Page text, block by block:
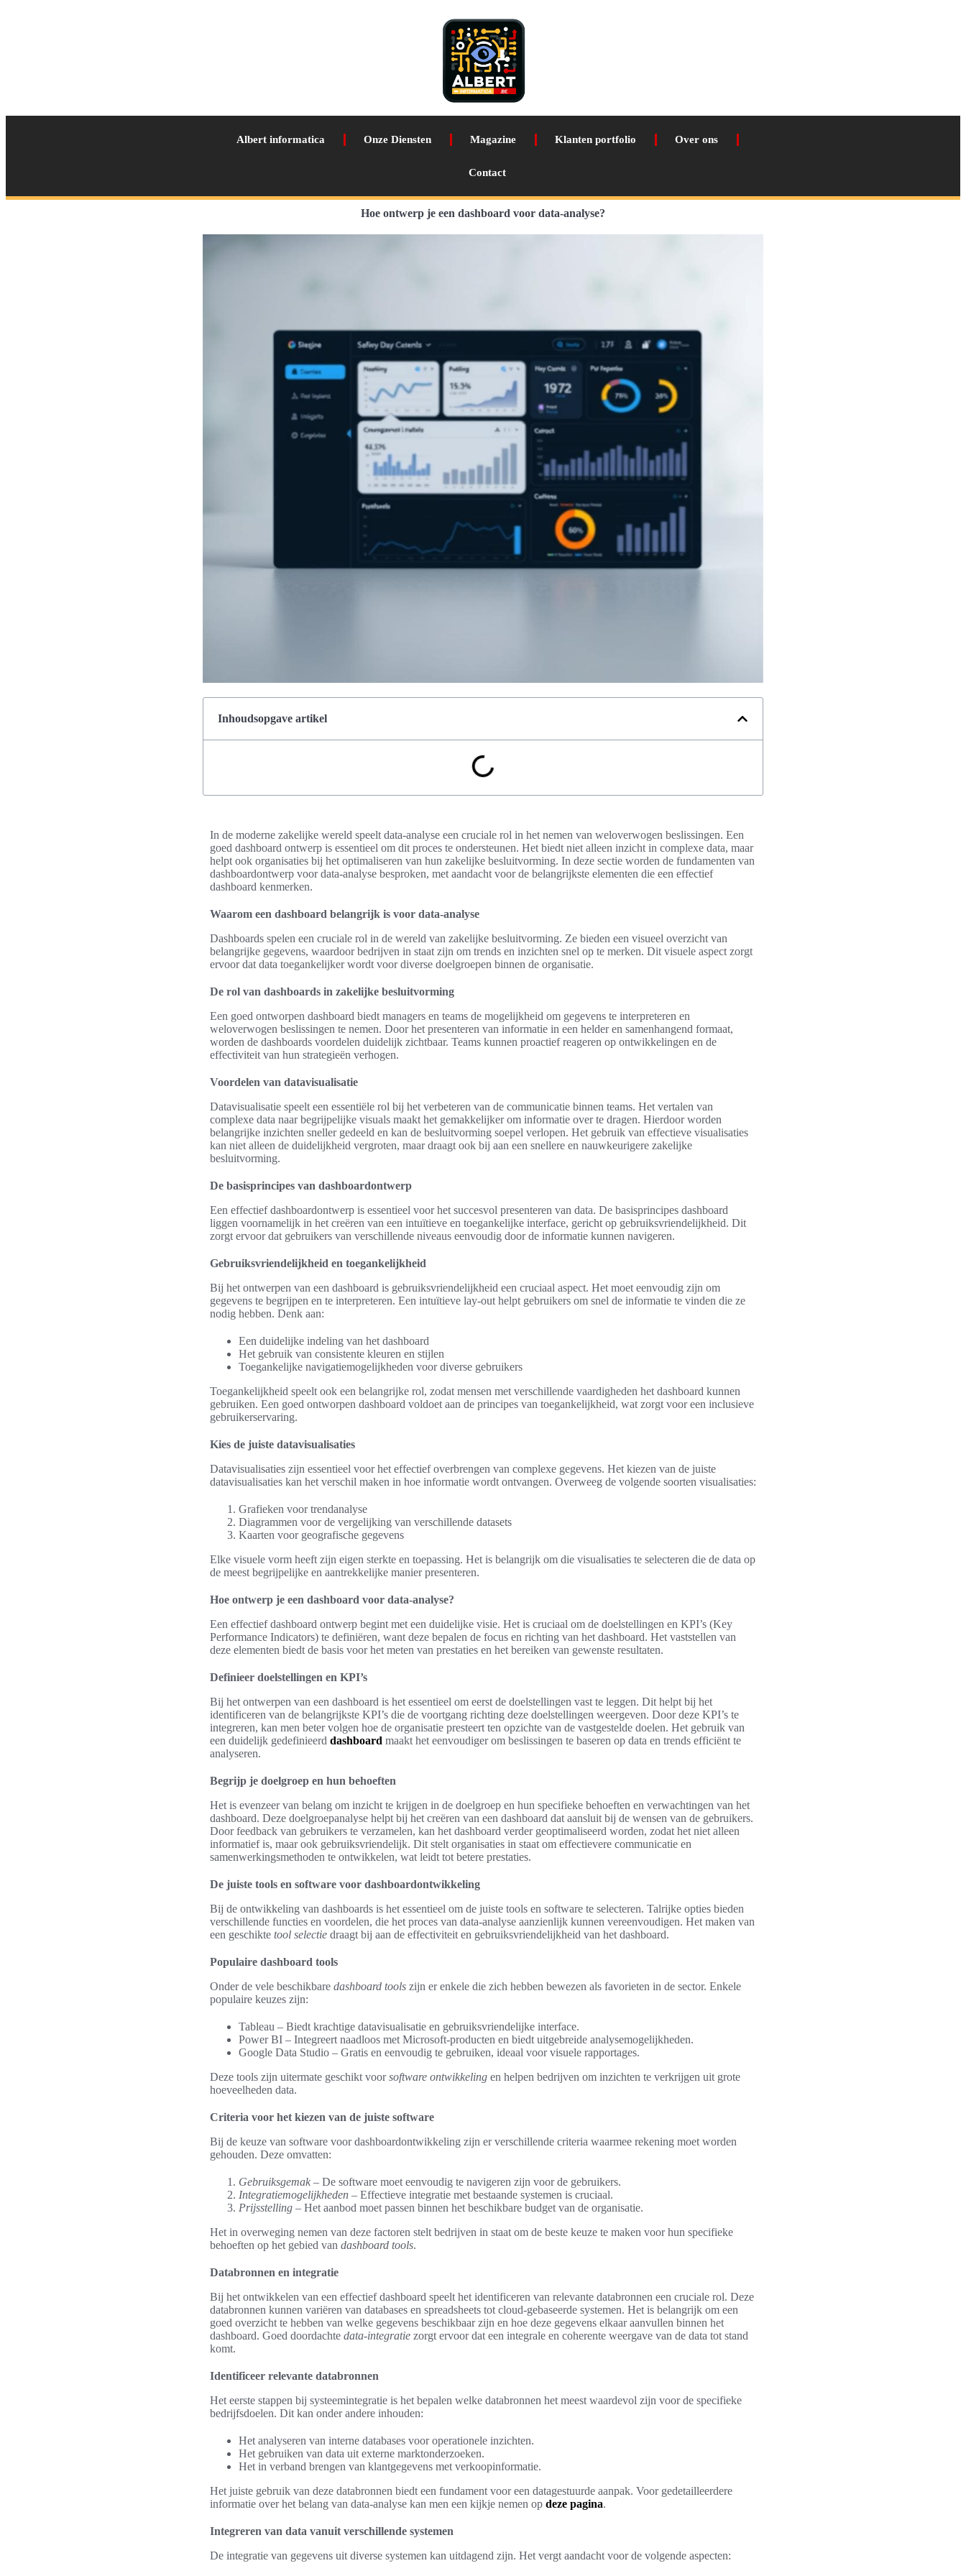
Albert informatica Onze Diensten Magazine Klanten portfolio Over ons
Contact
Hoe ontwerp je een dashboard voor data-analyse?
Inhoudsopgave artikel
In de moderne zakelijke wereld speelt data-analyse een cruciale rol in het nemen van weloverwogen beslissingen. Een
goed dashboard ontwerp is essentieel om dit proces te ondersteunen. Het biedt niet alleen inzicht in complexe data, maar
helpt ook organisaties bij het optimaliseren van hun zakelijke besluitvorming. In deze sectie worden de fundamenten van
dashboardontwerp voor data-analyse besproken, met aandacht voor de belangrijkste elementen die een effectief
dashboard kenmerken.
Waarom een dashboard belangrijk is voor data-analyse
Dashboards spelen een cruciale rol in de wereld van zakelijke besluitvorming. Ze bieden een visueel overzicht van
belangrijke gegevens, waardoor bedrijven in staat zijn om trends en inzichten snel op te merken. Dit visuele aspect zorgt
ervoor dat data toegankelijker wordt voor diverse doelgroepen binnen de organisatie.
De rol van dashboards in zakelijke besluitvorming
Een goed ontworpen dashboard biedt managers en teams de mogelijkheid om gegevens te interpreteren en
weloverwogen beslissingen te nemen. Door het presenteren van informatie in een helder en samenhangend formaat,
worden de dashboards voordelen duidelijk zichtbaar. Teams kunnen proactief reageren op ontwikkelingen en de
effectiviteit van hun strategieën verhogen.
Voordelen van datavisualisatie
Datavisualisatie speelt een essentiële rol bij het verbeteren van de communicatie binnen teams. Het vertalen van
complexe data naar begrijpelijke visuals maakt het gemakkelijker om informatie over te dragen. Hierdoor worden
belangrijke inzichten sneller gedeeld en kan de besluitvorming soepel verlopen. Het gebruik van effectieve visualisaties
kan niet alleen de duidelijkheid vergroten, maar draagt ook bij aan een snellere en nauwkeurigere zakelijke
besluitvorming.
De basisprincipes van dashboardontwerp
Een effectief dashboardontwerp is essentieel voor het succesvol presenteren van data. De basisprincipes dashboard
liggen voornamelijk in het creëren van een intuïtieve en toegankelijke interface, gericht op gebruiksvriendelijkheid. Dit
zorgt ervoor dat gebruikers van verschillende niveaus eenvoudig door de informatie kunnen navigeren.
Gebruiksvriendelijkheid en toegankelijkheid
Bij het ontwerpen van een dashboard is gebruiksvriendelijkheid een cruciaal aspect. Het moet eenvoudig zijn om
gegevens te begrijpen en te interpreteren. Een intuïtieve lay-out helpt gebruikers om snel de informatie te vinden die ze
nodig hebben. Denk aan:
Een duidelijke indeling van het dashboard
Het gebruik van consistente kleuren en stijlen
Toegankelijke navigatiemogelijkheden voor diverse gebruikers
Toegankelijkheid speelt ook een belangrijke rol, zodat mensen met verschillende vaardigheden het dashboard kunnen
gebruiken. Een goed ontworpen dashboard voldoet aan de principes van toegankelijkheid, wat zorgt voor een inclusieve
gebruikerservaring.
Kies de juiste datavisualisaties
Datavisualisaties zijn essentieel voor het effectief overbrengen van complexe gegevens. Het kiezen van de juiste
datavisualisaties kan het verschil maken in hoe informatie wordt ontvangen. Overweeg de volgende soorten visualisaties:
Grafieken voor trendanalyse
Diagrammen voor de vergelijking van verschillende datasets
Kaarten voor geografische gegevens
Elke visuele vorm heeft zijn eigen sterkte en toepassing. Het is belangrijk om die visualisaties te selecteren die de data op
de meest begrijpelijke en aantrekkelijke manier presenteren.
Hoe ontwerp je een dashboard voor data-analyse?
Een effectief dashboard ontwerp begint met een duidelijke visie. Het is cruciaal om de doelstellingen en KPI’s (Key
Performance Indicators) te definiëren, want deze bepalen de focus en richting van het dashboard. Het vaststellen van
deze elementen biedt de basis voor het meten van prestaties en het bereiken van gewenste resultaten.
Definieer doelstellingen en KPI’s
Bij het ontwerpen van een dashboard is het essentieel om eerst de doelstellingen vast te leggen. Dit helpt bij het
identificeren van de belangrijkste KPI’s die de voortgang richting deze doelstellingen weergeven. Door deze KPI’s te
integreren, kan men beter volgen hoe de organisatie presteert ten opzichte van de vastgestelde doelen. Het gebruik van
een duidelijk gedefinieerd dashboard maakt het eenvoudiger om beslissingen te baseren op data en trends efficiënt te
analyseren.
Begrijp je doelgroep en hun behoeften
Het is evenzeer van belang om inzicht te krijgen in de doelgroep en hun specifieke behoeften en verwachtingen van het
dashboard. Deze doelgroepanalyse helpt bij het creëren van een dashboard dat aansluit bij de wensen van de gebruikers.
Door feedback van gebruikers te verzamelen, kan het dashboard verder geoptimaliseerd worden, zodat het niet alleen
informatief is, maar ook gebruiksvriendelijk. Dit stelt organisaties in staat om effectievere communicatie en
samenwerkingsmethoden te ontwikkelen, wat leidt tot betere prestaties.
De juiste tools en software voor dashboardontwikkeling
Bij de ontwikkeling van dashboards is het essentieel om de juiste tools en software te selecteren. Talrijke opties bieden
verschillende functies en voordelen, die het proces van data-analyse aanzienlijk kunnen vereenvoudigen. Het maken van
een geschikte tool selectie draagt bij aan de effectiviteit en gebruiksvriendelijkheid van het dashboard.
Populaire dashboard tools
Onder de vele beschikbare dashboard tools zijn er enkele die zich hebben bewezen als favorieten in de sector. Enkele
populaire keuzes zijn:
Tableau – Biedt krachtige datavisualisatie en gebruiksvriendelijke interface.
Power BI – Integreert naadloos met Microsoft-producten en biedt uitgebreide analysemogelijkheden.
Google Data Studio – Gratis en eenvoudig te gebruiken, ideaal voor visuele rapportages.
Deze tools zijn uitermate geschikt voorsoftware ontwikkeling en helpen bedrijven om inzichten te verkrijgen uit grote
hoeveelheden data.
Criteria voor het kiezen van de juiste software
Bij de keuze van software voor dashboardontwikkeling zijn er verschillende criteria waarmee rekening moet worden
gehouden. Deze omvatten:
Gebruiksgemak – De software moet eenvoudig te navigeren zijn voor de gebruikers.
Integratiemogelijkheden – Effectieve integratie met bestaande systemen is cruciaal.
Prijsstelling – Het aanbod moet passen binnen het beschikbare budget van de organisatie.
Het in overweging nemen van deze factoren stelt bedrijven in staat om de beste keuze te maken voor hun specifieke
behoeften op het gebied van dashboard tools.
Databronnen en integratie
Bij het ontwikkelen van een effectief dashboard speelt het identificeren van relevante databronnen een cruciale rol. Deze
databronnen kunnen variëren van databases en spreadsheets tot cloud-gebaseerde systemen. Het is belangrijk om een
goed overzicht te hebben van welke gegevens beschikbaar zijn en hoe deze gegevens elkaar aanvullen binnen het
dashboard. Goed doordachte data-integratie zorgt ervoor dat een integrale en coherente weergave van de data tot stand
komt.
Identificeer relevante databronnen
Het eerste stappen bij systeemintegratie is het bepalen welke databronnen het meest waardevol zijn voor de specifieke
bedrijfsdoelen. Dit kan onder andere inhouden:
Het analyseren van interne databases voor operationele inzichten.
Het gebruiken van data uit externe marktonderzoeken.
Het in verband brengen van klantgegevens met verkoopinformatie.
Het juiste gebruik van deze databronnen biedt een fundament voor een datagestuurde aanpak. Voor gedetailleerdere
informatie over het belang van data-analyse kan men een kijkje nemen op deze pagina.
Integreren van data vanuit verschillende systemen
De integratie van gegevens uit diverse systemen kan uitdagend zijn. Het vergt aandacht voor de volgende aspecten: